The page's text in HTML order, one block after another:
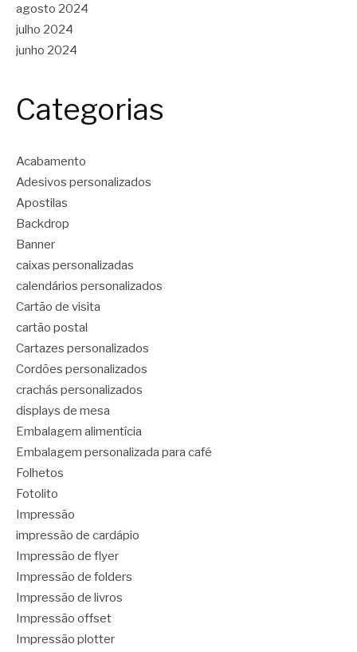
agosto 2024
julho 2024
junho 2024
Categorias
Acabamento
Adesivos personalizados
Apostilas
Backdrop
Banner
caixas personalizadas
calendários personalizados
Cartão de visita
cartão postal
Cartazes personalizados
Cordões personalizados
crachás personalizados
displays de mesa
Embalagem alimentícia
Embalagem personalizada para café
Folhetos
Fotolito
Impressão
impressão de cardápio
Impressão de flyer
Impressão de folders
Impressão de livros
Impressão offset
Impressão plotter